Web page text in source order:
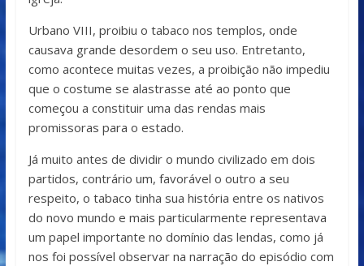
Urbano VIII, proibiu o tabaco nos templos, onde
causava grande desordem o seu uso. Entretanto,
como acontece muitas vezes, a proibição não impediu
que o costume se alastrasse até ao ponto que
começou a constituir uma das rendas mais
promissoras para o estado.
Já muito antes de dividir o mundo civilizado em dois
partidos, contrário um, favorável o outro a seu
respeito, o tabaco tinha sua história entre os nativos
do novo mundo e mais particularmente representava
um papel importante no domínio das lendas, como já
nos foi possível observar na narração do episódio com